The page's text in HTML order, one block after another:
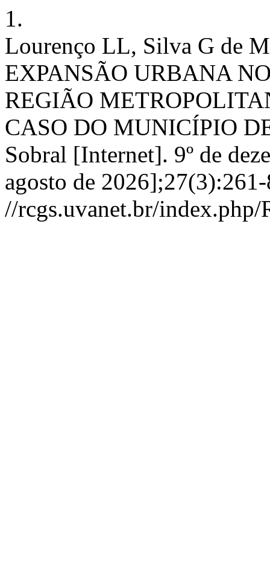
1.
Lourenço LL, Silva G de
EXPANSÃO URBANA
REGIÃO
CASO DO MUNICÍPIO
Sobral [Internet]. 9º de
agosto de
//rcgs.uvanet.br/